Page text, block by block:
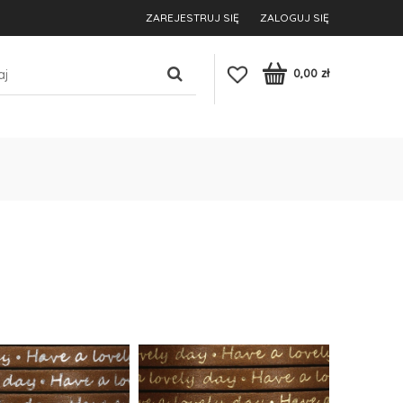
ZAREJESTRUJ SIĘ ZALOGUJ SIĘ
0,00 zł